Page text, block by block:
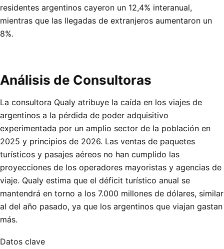
residentes argentinos cayeron un 12,4% interanual,
mientras que las llegadas de extranjeros aumentaron un
8%.
Análisis de Consultoras
La consultora Qualy atribuye la caída en los viajes de
argentinos a la pérdida de poder adquisitivo
experimentada por un amplio sector de la población en
2025 y principios de 2026. Las ventas de paquetes
turísticos y pasajes aéreos no han cumplido las
proyecciones de los operadores mayoristas y agencias de
viaje. Qualy estima que el déficit turístico anual se
mantendrá en torno a los 7.000 millones de dólares, similar
al del año pasado, ya que los argentinos que viajan gastan
más.
Datos clave